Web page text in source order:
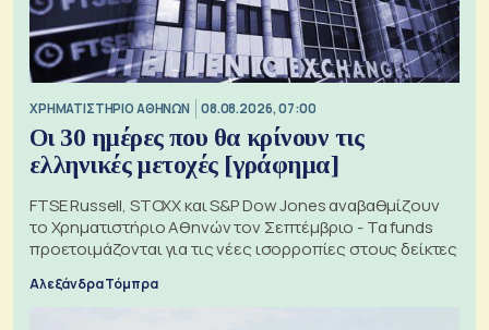
XΡΗΜΑΤΙΣΤΗΡΙΟ ΑΘΗΝΩΝ 08.08.2026, 07:00
Οι 30 ημέρες που θα κρίνουν τις
ελληνικές μετοχές [γράφημα]
FTSE Russell, STOXX και S&P Dow Jones αναβαθμίζουν
το Χρηματιστήριο Αθηνών τον Σεπτέμβριο - Τα funds
προετοιμάζονται για τις νέες ισορροπίες στους δείκτες
Αλεξάνδρα Τόμπρα